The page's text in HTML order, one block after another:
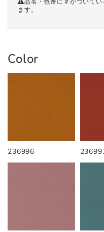
品名・色番に＃がついて
ます。
Color
236996